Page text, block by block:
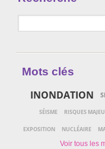
Mots clés
INONDATION
SÉISME RISQUES
EXPOSITION NUCLÉAIRE